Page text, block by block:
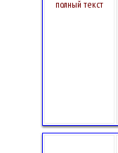
полный текст